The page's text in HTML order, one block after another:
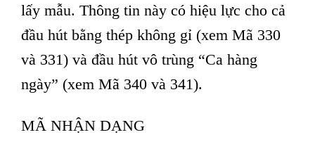
lấy mẫu. Thông tin này có hiệu lực cho cả
đầu hút bằng thép không gỉ (xem Mã 330
và 331) và đầu hút vô trùng “Ca hàng
ngày” (xem Mã 340 và 341).
MÃ NHẬN DẠNG